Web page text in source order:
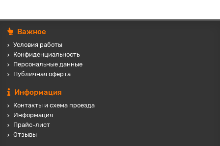
Важное
Условия работы
Конфиденциальность
Персональные данные
Публичная оферта
Информация
Контакты и схема проезда
Информация
Прайс-лист
Отзывы